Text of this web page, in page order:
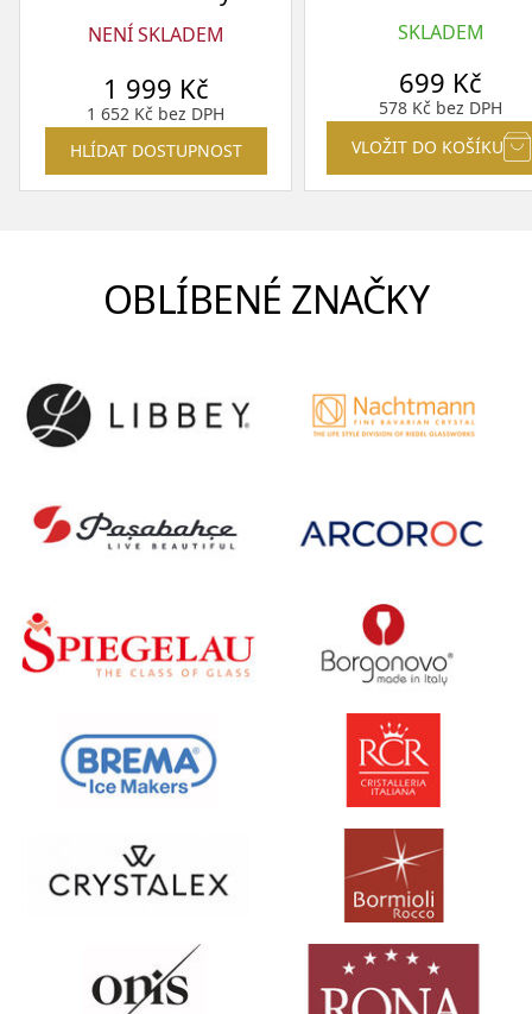
NENÍ SKLADEM
1 999 Kč
1 652 Kč bez DPH
HLÍDAT DOSTUPNOST
SKLADEM
699 Kč
578 Kč bez DPH
VLOŽIT DO KOŠÍKU
OBLÍBENÉ ZNAČKY